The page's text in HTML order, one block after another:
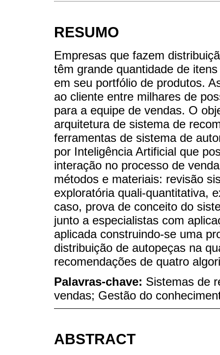
RESUMO
Empresas que fazem
têm grande quantidade de
em seu portfólio de produtos.
ao cliente entre milhares de
para a equipe de vendas. O
arquitetura de sistema de
ferramentas de sistema de
por Inteligência Artificial que
interação no processo de
métodos e materiais: revisão
exploratória quali-quantitativa,
caso, prova de conceito do
junto a especialistas com
aplicada construindo-se uma
distribuição de autopeças na
recomendações de quatro
Palavras-chave: Sistemas de
vendas; Gestão do
ABSTRACT